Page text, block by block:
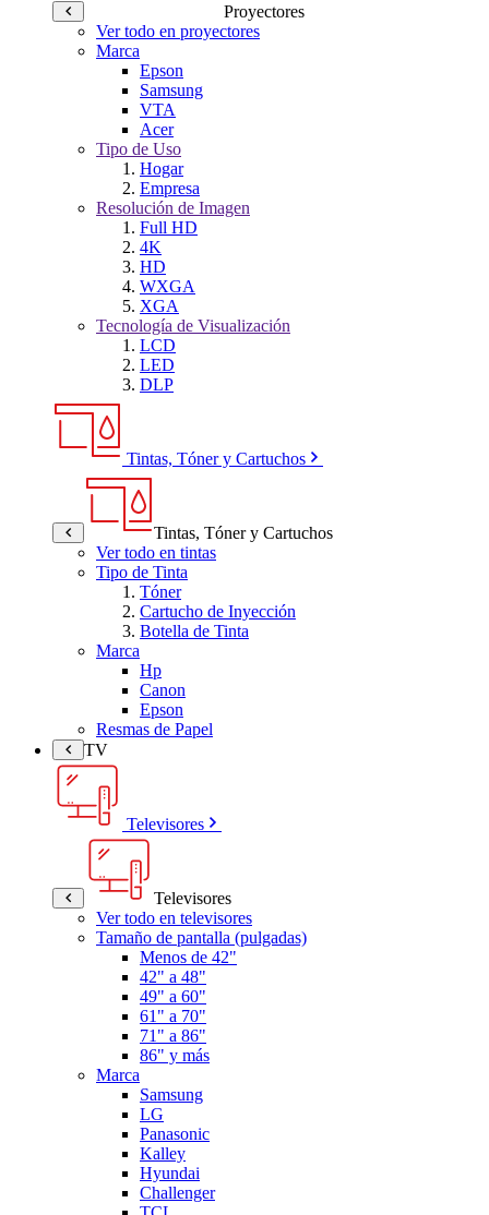
Proyectores
Ver todo en proyectores
Marca
Epson
Samsung
VTA
Acer
Tipo de Uso
Hogar
Empresa
Resolución de Imagen
Full HD
4K
HD
WXGA
XGA
Tecnología de Visualización
LCD
LED
DLP
Tintas, Tóner y Cartuchos
Tintas, Tóner y Cartuchos
Ver todo en tintas
Tipo de Tinta
Tóner
Cartucho de Inyección
Botella de Tinta
Marca
Hp
Canon
Epson
Resmas de Papel
TV
Televisores
Televisores
Ver todo en televisores
Tamaño de pantalla (pulgadas)
Menos de 42"
42" a 48"
49" a 60"
61" a 70"
71" a 86"
86" y más
Marca
Samsung
LG
Panasonic
Kalley
Hyundai
Challenger